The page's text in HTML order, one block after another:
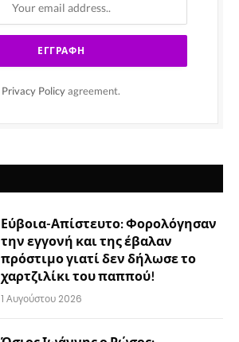
Privacy Policy agreement.
Εύβοια-Απίστευτο: Φορολόγησαν
την εγγονή και της έβαλαν
πρόστιμο γιατί δεν δήλωσε το
χαρτζιλίκι του παππού!
1 Αυγούστου 2026